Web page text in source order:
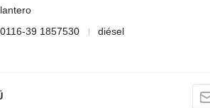
39 1857530
diésel